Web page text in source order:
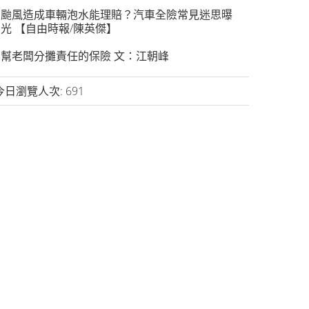
颱風造成車輛泡水能理賠？汽車全險常見迷思曝
光 【自由時報/陳英傑】
幫老闆分攤責任的保險 文：江朝峰
日瀏覽人次: 691